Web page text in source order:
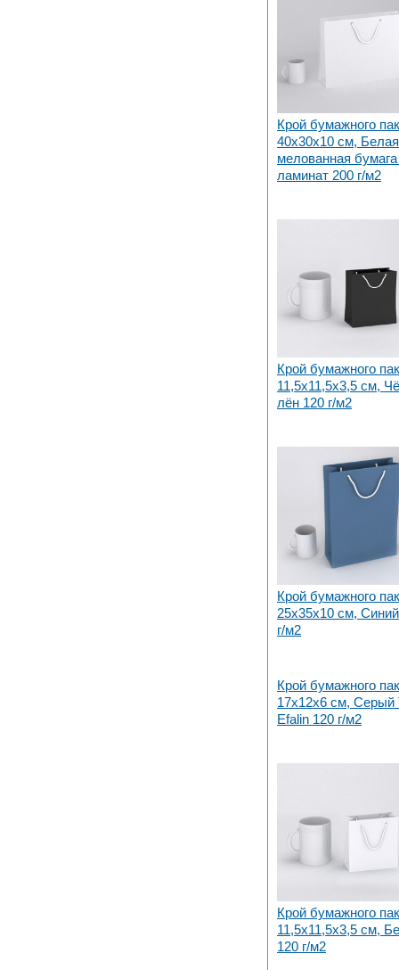
Крой бумажного
40х30x10 см, Белая
мелованная
ламинат 200 г/м2
Крой бумажного
11,5х11,5х3,5 см,
лён 120 г/м2
Крой бумажного
25х35x10 см,
г/м2
Крой бумажного
17х12x6 см, Серый
Efalin 120 г/м2
Крой бумажного
11,5х11,5х3,5 см,
120 г/м2